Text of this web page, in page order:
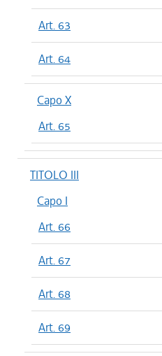
Art. 63
Art. 64
Capo X
Art. 65
TITOLO III
Capo I
Art. 66
Art. 67
Art. 68
Art. 69